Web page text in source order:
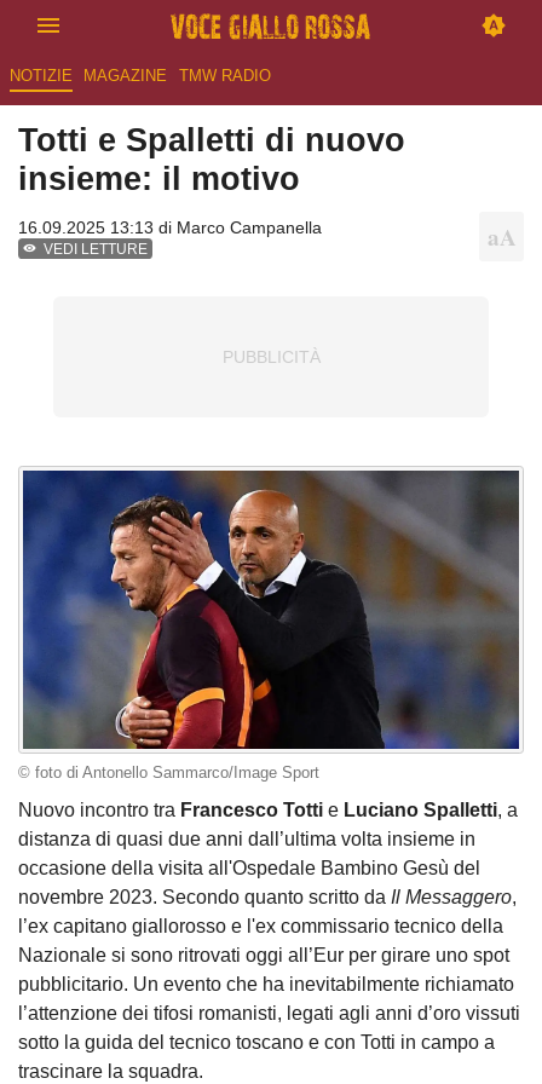
NOTIZIE MAGAZINE TMW RADIO
Totti e Spalletti di nuovo
insieme: il motivo
16.09.2025 13:13 di Marco Campanella
VEDI LETTURE
© foto di Antonello Sammarco/Image Sport
Nuovo incontro tra Francesco Totti e Luciano Spalletti, a
distanza di quasi due anni dall’ultima volta insieme in
occasione della visita all'Ospedale Bambino Gesù del
novembre 2023. Secondo quanto scritto da Il Messaggero,
l’ex capitano giallorosso e l'ex commissario tecnico della
Nazionale si sono ritrovati oggi all’Eur per girare uno spot
pubblicitario. Un evento che ha inevitabilmente richiamato
l’attenzione dei tifosi romanisti, legati agli anni d’oro vissuti
sotto la guida del tecnico toscano e con Totti in campo a
trascinare la squadra.